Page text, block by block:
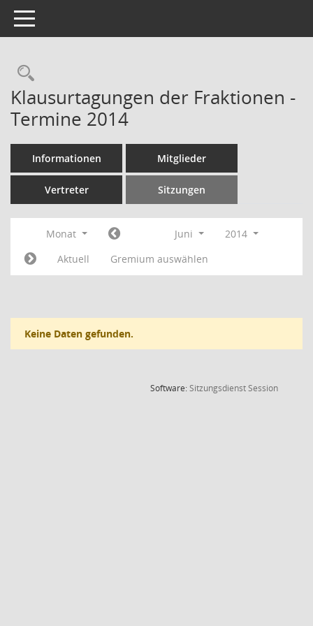
Toggle navigation
Rechercheauswahl
Klausurtagungen der Fraktionen -
Termine 2014
Informationen Mitglieder
Vertreter Sitzungen
Monat Juni
2014
Aktuell
Gremium auswählen
Keine Daten gefunden.
Software:SitzungsdienstSession(Wird in